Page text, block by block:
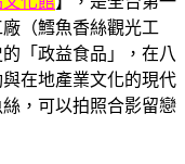
（鱈魚香絲觀光工
「政益食品」，在八
在地產業文化的現代
，可以拍照合影留戀